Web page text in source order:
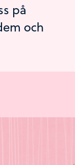
på
och